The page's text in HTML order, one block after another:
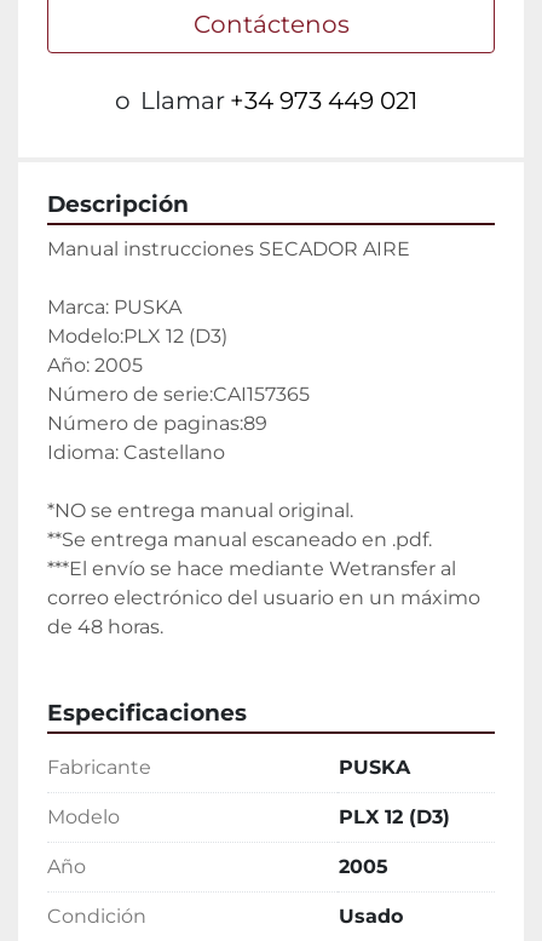
Contáctenos
o Llamar +34 973 449 021
Descripción
Manual instrucciones SECADOR AIRE
Marca: PUSKA
Modelo:PLX 12 (D3)
Año: 2005
Número de serie:CAI157365
Número de paginas:89
Idioma: Castellano
*NO se entrega manual original.
**Se entrega manual escaneado en .pdf.
***El envío se hace mediante Wetransfer al
correo electrónico del usuario en un máximo
de 48 horas.
Especificaciones
Fabricante PUSKA
Modelo PLX 12 (D3)
Año 2005
Condición Usado